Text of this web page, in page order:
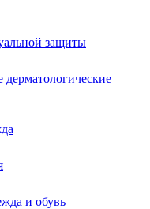
защиты
и обувь